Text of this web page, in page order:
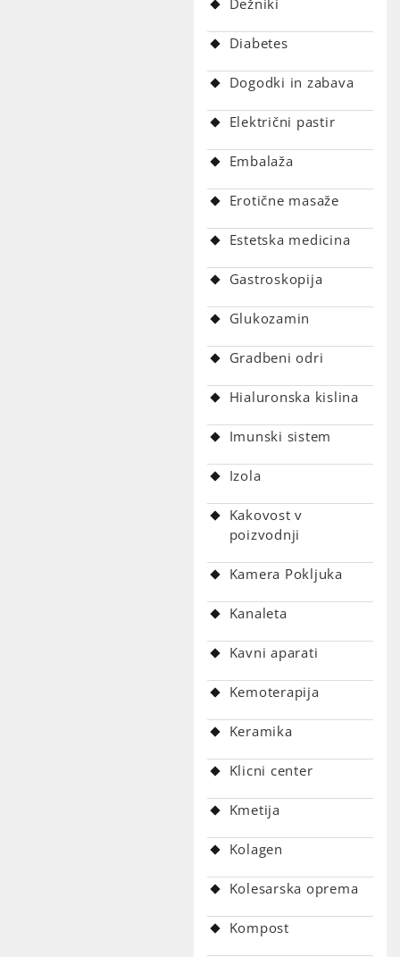
Dežniki
Diabetes
Dogodki in zabava
Električni pastir
Embalaža
Erotične masaže
Estetska medicina
Gastroskopija
Glukozamin
Gradbeni odri
Hialuronska kislina
Imunski sistem
Izola
Kakovost v
poizvodnji
Kamera Pokljuka
Kanaleta
Kavni aparati
Kemoterapija
Keramika
Klicni center
Kmetija
Kolagen
Kolesarska oprema
Kompost